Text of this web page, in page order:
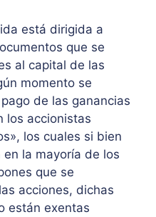
está dirigida a
que se
al capital de las
momento se
de las ganancias
los accionistas
los cuales si bien
la mayoría de los
que se
acciones, dichas
están exentas